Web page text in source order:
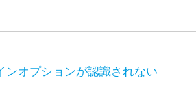
ンオプションが認識されない